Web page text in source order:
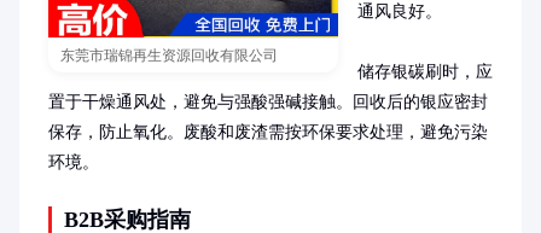
东莞市瑞锦再生资源回收有限公司
通风良好。
储存银碳刷时，应
置于干燥通风处，避免与强酸强碱接触。回收后的银应密封
保存，防止氧化。废酸和废渣需按环保要求处理，避免污染
环境。
B2B采购指南